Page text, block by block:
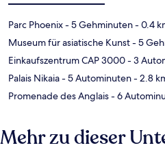
Parc Phoenix- 5 Gehminuten- 0.4
Museum für asiatische Kunst- 5
Einkaufszentrum CAP 3000- 3
Palais Nikaia- 5 Autominuten- 2.8
Promenade des Anglais- 6
Mehr zu dieser